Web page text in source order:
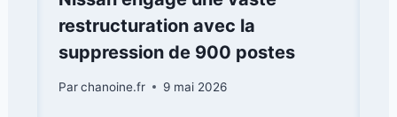
restructuration avec la
suppression de 900 postes
Parchanoine.fr 9 mai 2026